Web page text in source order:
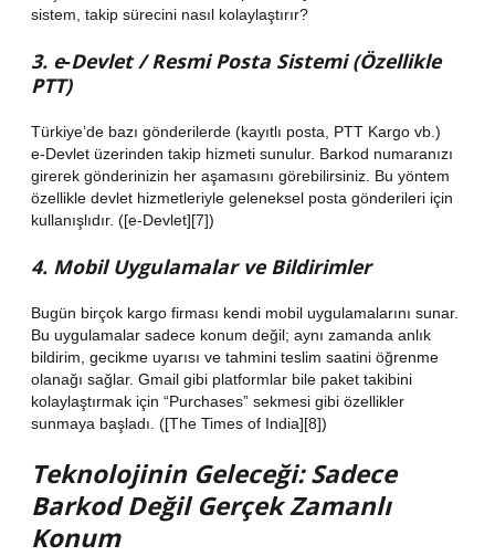
sistem, takip sürecini nasıl kolaylaştırır?
3. e‑Devlet / Resmi Posta Sistemi (Özellikle
PTT)
Türkiye’de bazı gönderilerde (kayıtlı posta, PTT Kargo vb.)
e‑Devlet üzerinden takip hizmeti sunulur. Barkod numaranızı
girerek gönderinizin her aşamasını görebilirsiniz. Bu yöntem
özellikle devlet hizmetleriyle geleneksel posta gönderileri için
kullanışlıdır. ([e-Devlet][7])
4. Mobil Uygulamalar ve Bildirimler
Bugün birçok kargo firması kendi mobil uygulamalarını sunar.
Bu uygulamalar sadece konum değil; aynı zamanda anlık
bildirim, gecikme uyarısı ve tahmini teslim saatini öğrenme
olanağı sağlar. Gmail gibi platformlar bile paket takibini
kolaylaştırmak için “Purchases” sekmesi gibi özellikler
sunmaya başladı. ([The Times of India][8])
Teknolojinin Geleceği: Sadece
Barkod Değil Gerçek Zamanlı
Konum